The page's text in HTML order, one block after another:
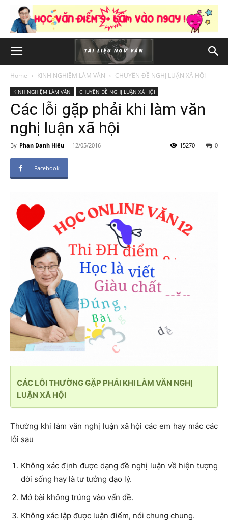
Home KINH NGHIỆM LÀM VĂN CHUYÊN ĐỀ NGHỊ LUẬN XÃ HỘI
KINH NGHIỆM LÀM VĂN CHUYÊN ĐỀ NGHỊ LUẬN XÃ HỘI
Các lỗi gặp phải khi làm văn
nghị luận xã hội
By Phan Danh Hiếu - 12/05/2016 0
15270
Facebook
CÁC LỖI THƯỜNG GẶP PHẢI KHI LÀM VĂN NGHỊ
LUẬN XÃ HỘI
Thường khi làm văn nghị luận xã hội các em hay mắc các
lỗi sau
Không xác định được dạng đề nghị luận về hiện tượng
đời sống hay là tư tưởng đạo lý.
Mở bài không trúng vào vấn đề.
Không xác lập được luận điểm, nói chung chung.